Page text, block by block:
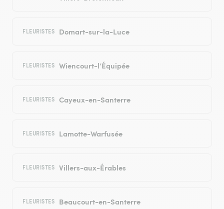
FLEURISTES Domart-sur-la-Luce
FLEURISTES Wiencourt-l’Équipée
FLEURISTES Cayeux-en-Santerre
FLEURISTES Lamotte-Warfusée
FLEURISTES Villers-aux-Érables
FLEURISTES Beaucourt-en-Santerre